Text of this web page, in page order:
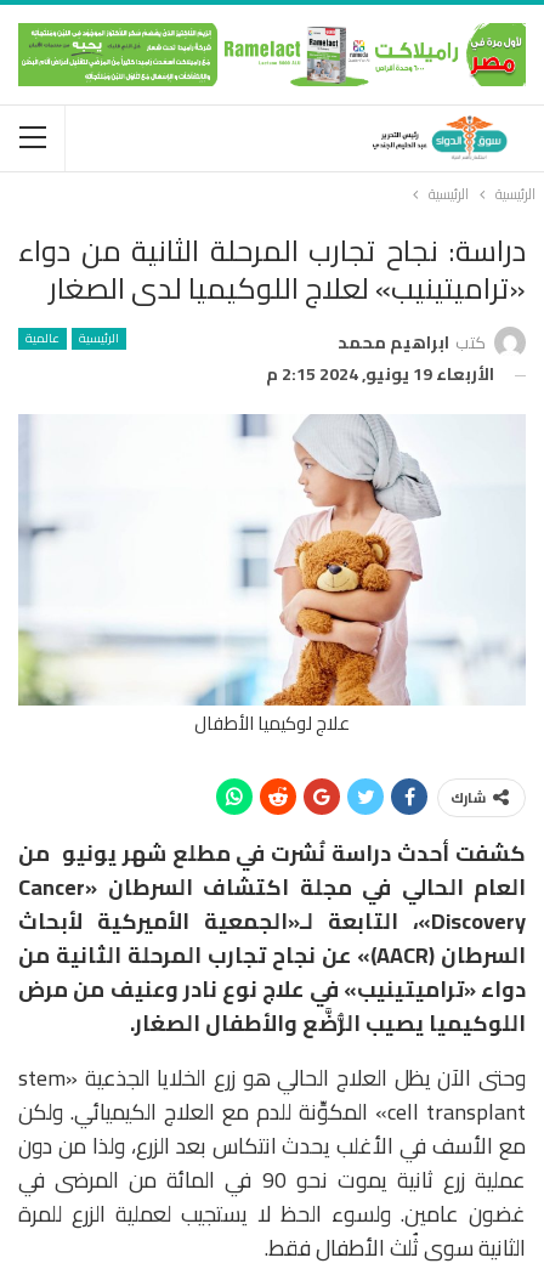
الرئيسية الرئيسية
دراسة: نجاح تجارب المرحلة الثانية من دواء
«تراميتينيب» لعلاج اللوكيميا لدى الصغار
الرئيسية عالمية كتب ابراهيم محمد
الأربعاء 19 يونيو, 2024 2:15 م
علاج لوكيميا الأطفال
شارك
كشفت أحدث دراسة نُشرت في مطلع شهر يونيو من
العام الحالي في مجلة اكتشاف السرطان «Cancer
Discovery»، التابعة لـ«الجمعية الأميركية لأبحاث
السرطان (AACR)» عن نجاح تجارب المرحلة الثانية من
دواء «تراميتينيب» في علاج نوع نادر وعنيف من مرض
اللوكيميا يصيب الرُّضَّع والأطفال الصغار.
وحتى الآن يظل العلاج الحالي هو زرع الخلايا الجذعية «stem
cell transplant» المكوِّنة للدم مع العلاج الكيميائي. ولكن
مع الأسف في الأغلب يحدث انتكاس بعد الزرع، ولذا من دون
عملية زرع ثانية يموت نحو 90 في المائة من المرضى في
غضون عامين. ولسوء الحظ لا يستجيب لعملية الزرع للمرة
الثانية سوى ثُلث الأطفال فقط.